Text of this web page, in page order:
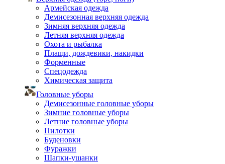
Армейская одежда
Демисезонная верхняя одежда
Зимняя верхняя одежда
Летняя верхняя одежда
Охота и рыбалка
Плащи, дождевики, накидки
Форменные
Спецодежда
Химическая защита
Головные уборы
Демисезонные головные уборы
Зимние головные уборы
Летние головные уборы
Пилотки
Буденовки
Фуражки
Шапки-ушанки